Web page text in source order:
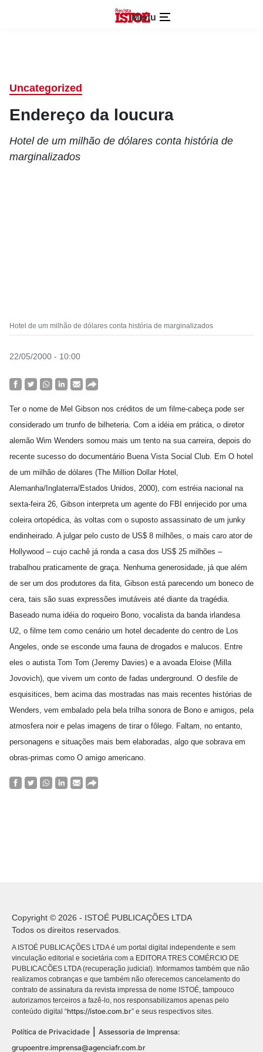
Menu
Uncategorized
Endereço da loucura
Hotel de um milhão de dólares conta história de
marginalizados
Hotel de um milhão de dólares conta história de marginalizados
22/05/2000 - 10:00
Ter o nome de Mel Gibson nos créditos de um filme-cabeça pode ser
considerado um trunfo de bilheteria. Com a idéia em prática, o diretor
alemão Wim Wenders somou mais um tento na sua carreira, depois do
recente sucesso do documentário Buena Vista Social Club. Em O hotel
de um milhão de dólares (The Million Dollar Hotel,
Alemanha/Inglaterra/Estados Unidos, 2000), com estréia nacional na
sexta-feira 26, Gibson interpreta um agente do FBI enrijecido por uma
coleira ortopédica, às voltas com o suposto assassinato de um junky
endinheirado. A julgar pelo custo de US$ 8 milhões, o mais caro ator de
Hollywood – cujo cachê já ronda a casa dos US$ 25 milhões –
trabalhou praticamente de graça. Nenhuma generosidade, já que além
de ser um dos produtores da fita, Gibson está parecendo um boneco de
cera, tais são suas expressões imutáveis até diante da tragédia.
Baseado numa idéia do roqueiro Bono, vocalista da banda irlandesa
U2, o filme tem como cenário um hotel decadente do centro de Los
Angeles, onde se esconde uma fauna de drogados e malucos. Entre
eles o autista Tom Tom (Jeremy Davies) e a avoada Eloise (Milla
Jovovich), que vivem um conto de fadas underground. O desfile de
esquisitices, bem acima das mostradas nas mais recentes histórias de
Wenders, vem embalado pela bela trilha sonora de Bono e amigos, pela
atmosfera noir e pelas imagens de tirar o fôlego. Faltam, no entanto,
personagens e situações mais bem elaboradas, algo que sobrava em
obras-primas como O amigo americano.
Copyright © 2026 - ISTOÉ PUBLICAÇÕES LTDA
Todos os direitos reservados.
A ISTOÉ PUBLICAÇÕES LTDA é um portal digital independente e sem
vinculação editorial e societária com a EDITORA TRES COMÉRCIO DE
PUBLICACÕES LTDA (recuperação judicial). Informamos também que não
realizamos cobranças e que também não oferecemos cancelamento do
contrato de assinatura da revista impressa de nome ISTOÉ, tampouco
autorizamos terceiros a fazê-lo, nos responsabilizamos apenas pelo
conteúdo digital “https://istoe.com.br” e seus respectivos sites.
Política de Privacidade
Assessoria de Imprensa:
grupoentre.imprensa@agenciafr.com.br